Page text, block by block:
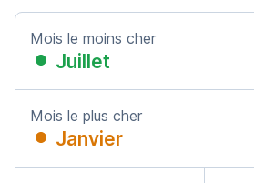
Mois le moins cher
Juillet
Mois le plus cher
Janvier